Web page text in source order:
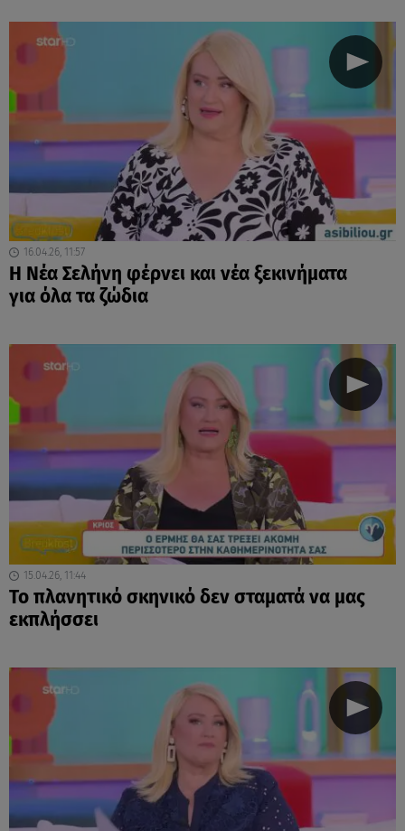
16.04.26, 11:57
Η Νέα Σελήνη φέρνει και νέα ξεκινήματα
για όλα τα ζώδια
15.04.26, 11:44
Το πλανητικό σκηνικό δεν σταματά να μας
εκπλήσσει